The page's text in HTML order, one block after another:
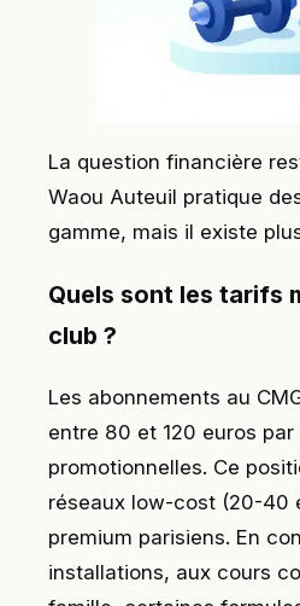
La question financière
Waou Auteuil pratique
gamme, mais il existe
Quels sont les tarifs
club ?
Les abonnements au
entre 80 et 120 euros
promotionnelles. Ce
réseaux low-cost (20-40
premium parisiens. En
installations, aux cours